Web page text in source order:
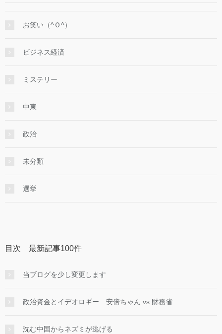
お笑い（^Ｏ^）
ビジネス経済
ミステリー
中東
政治
未分類
選挙
目次 最新記事100件
当ブログを少し変更します
政治資金とイデオロギー 安倍ちゃん vs 財務省
沈む中国からネズミが逃げる